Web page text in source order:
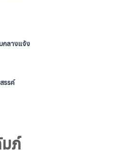
กลางแจ้ง
รรค์
ภ์